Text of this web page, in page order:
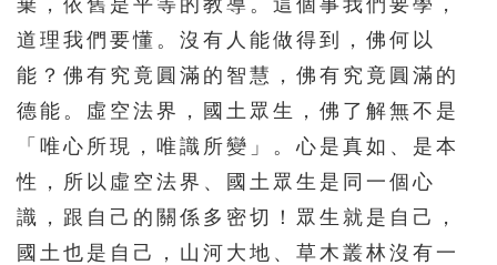
道理我們要懂。沒有人能做得到，佛何以
能？佛有究竟圓滿的智慧，佛有究竟圓滿的
德能。虛空法界，國土眾生，佛了解無不是
「唯心所現，唯識所變」。心是真如、是本
性，所以虛空法界、國土眾生是同一個心
識，跟自己的關係多密切！眾生就是自己，
國土也是自己，山河大地、草木叢林沒有一